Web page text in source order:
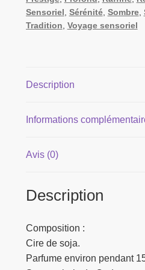
Sensoriel Sérénité, Sombre,
Tradition Voyage sensoriel
Description
Informations
Avis (0)
Description
Composition :
Cire de soja.
Parfume environ pendant